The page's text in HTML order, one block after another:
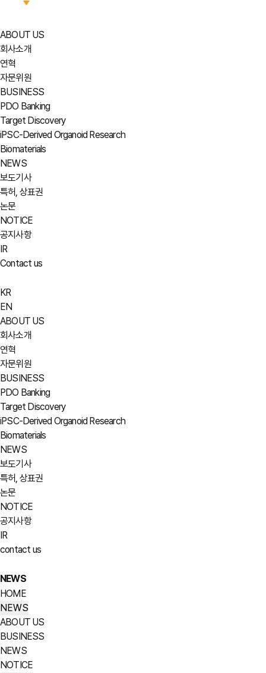
ABOUT US
회사소개
연혁
자문위원
BUSINESS
PDO Banking
Target Discovery
iPSC-Derived Organoid Research
Biomaterials
NEWS
보도기사
특허, 상표권
논문
NOTICE
공지사항
IR
Contact us
KR
EN
ABOUT US
회사소개
연혁
자문위원
BUSINESS
PDO Banking
Target Discovery
iPSC-Derived Organoid Research
Biomaterials
NEWS
보도기사
특허, 상표권
논문
NOTICE
공지사항
IR
contact us
NEWS
HOME
NEWS
ABOUT US
BUSINESS
NEWS
NOTICE